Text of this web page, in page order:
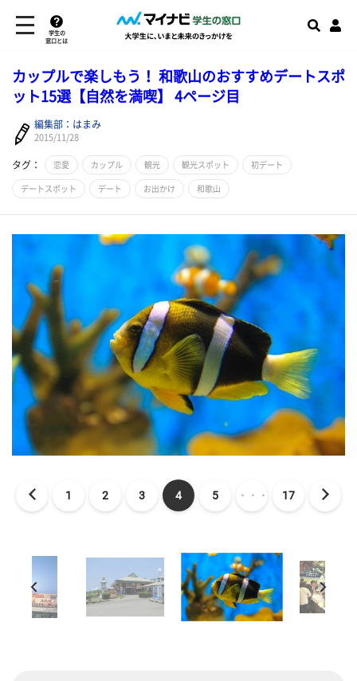
学生の
窓口とは
カップルで楽しもう！ 和歌山のおすすめデートスポ
ット15選【自然を満喫】 4ページ目
編集部：はまみ
2015/11/28
タグ： 恋愛 カップル 観光 観光スポット 初デート
デートスポット デート お出かけ 和歌山
1 2 3 4 5 ・・・ 17